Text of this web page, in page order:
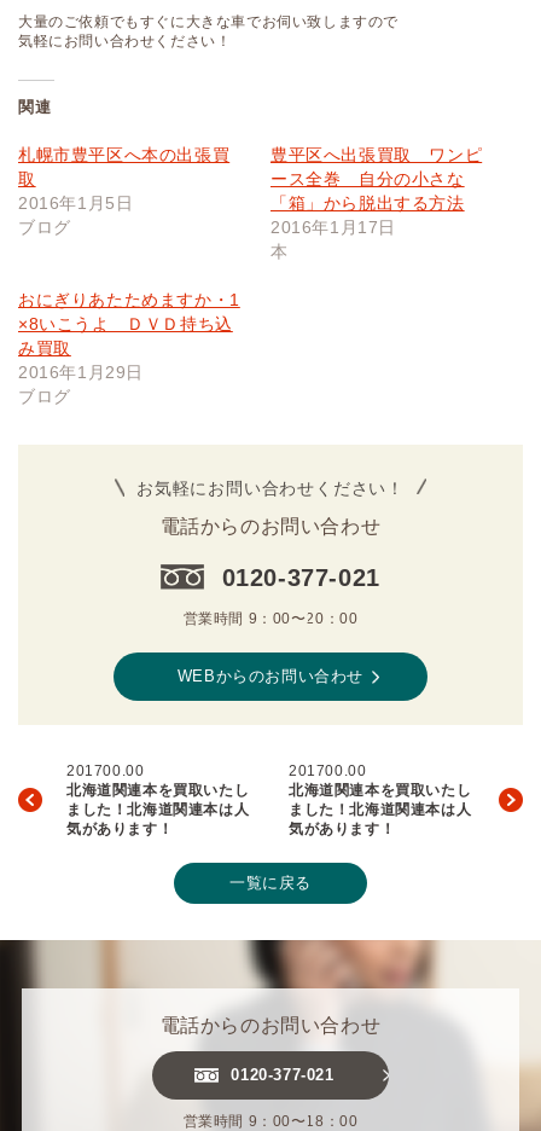
大量のご依頼でもすぐに大きな車でお伺い致しますので
気軽にお問い合わせください！
関連
札幌市豊平区へ本の出張買
取
2016年1月5日
ブログ
豊平区へ出張買取 ワンピ
ース全巻 自分の小さな
「箱」から脱出する方法
2016年1月17日
本
おにぎりあたためますか・1
×8いこうよ ＤＶＤ持ち込
み買取
2016年1月29日
ブログ
お気軽にお問い合わせください！
電話からのお問い合わせ
0120-377-021
営業時間 9：00〜20：00
WEBからのお問い合わせ
201700.00
北海道関連本を買取いたし
ました！北海道関連本は人
気があります！
201700.00
北海道関連本を買取いたし
ました！北海道関連本は人
気があります！
一覧に戻る
電話からのお問い合わせ
0120-377-021
営業時間 9：00〜18：00